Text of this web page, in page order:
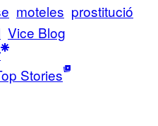
moteles prostitució
Vice Blog
Stories